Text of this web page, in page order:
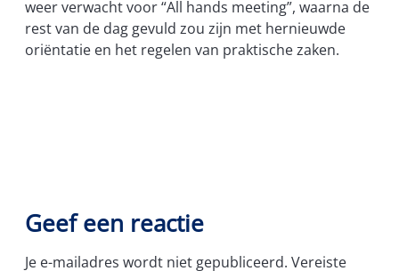
weer verwacht voor “All hands meeting”, waarna de
rest van de dag gevuld zou zijn met hernieuwde
oriëntatie en het regelen van praktische zaken.
Geef een reactie
Je e-mailadres wordt niet gepubliceerd. Vereiste